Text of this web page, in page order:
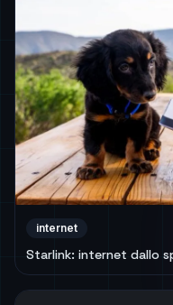
internet
Starlink: internet dallo